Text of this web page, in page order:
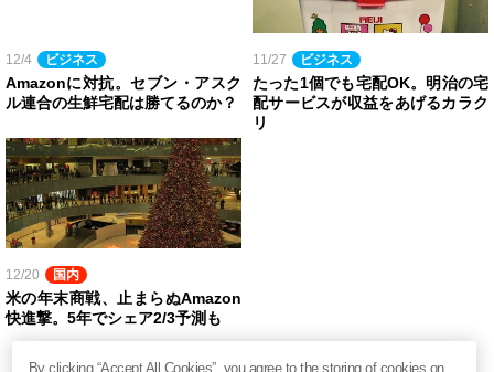
12/4 ビジネス
Amazonに対抗。セブン・アスク
ル連合の生鮮宅配は勝てるのか？
11/27 ビジネス
たった1個でも宅配OK。明治の宅
配サービスが収益をあげるカラク
リ
12/20 国内
米の年末商戦、止まらぬAmazon
快進撃。5年でシェア2/3予測も
By clicking “Accept All Cookies”, you agree to the storing of cookies on